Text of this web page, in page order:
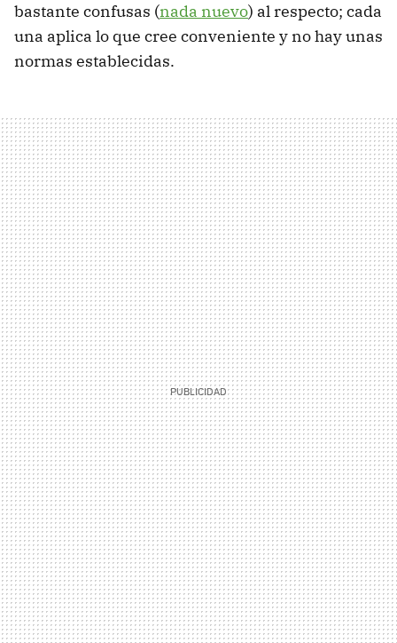
bastante confusas (nada nuevo) al respecto; cada
una aplica lo que cree conveniente y no hay unas
normas establecidas.